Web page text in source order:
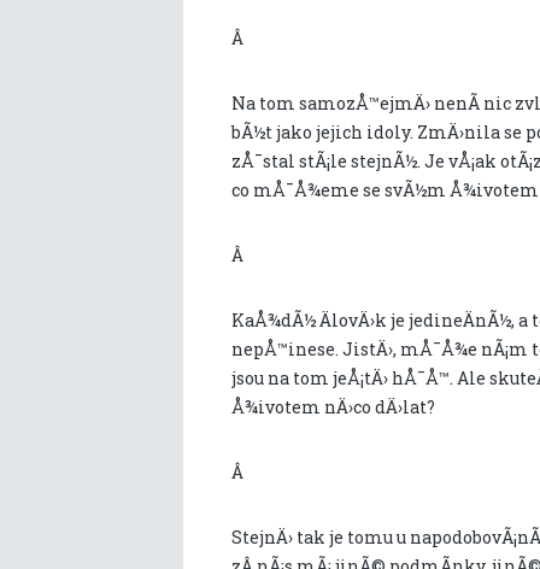
Â
Na tom samozÅ™ejmÄ› nenÃ­ nic
bÃ½t jako jejich idoly. ZmÄ›nila se
zÅ¯stal stÃ¡le stejnÃ½. Je vÅ¡ak
co mÅ¯Å¾eme se svÃ½m Å¾ivotem
Â
KaÅ¾dÃ½ ÄlovÄ›k je jedineÄnÃ½, a
nepÅ™inese. JistÄ›, mÅ¯Å¾e
jsou na tom jeÅ¡tÄ› hÅ¯Å™. Ale
Å¾ivotem nÄ›co dÄ›lat?
Â
StejnÄ› tak je tomu u